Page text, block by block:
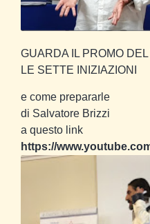
GUARDA IL PROMO
LE SETTE INIZIAZIONI
e come prepararle
di Salvatore Brizzi
a questo link
https://